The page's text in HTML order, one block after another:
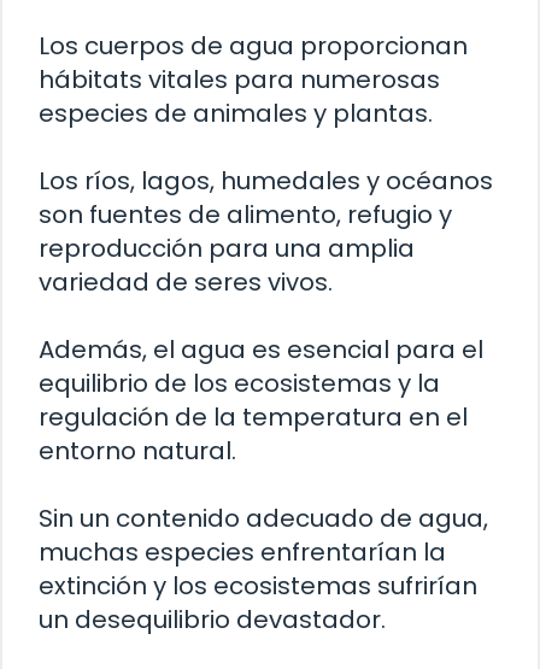
Los cuerpos de agua proporcionan
hábitats vitales para numerosas
especies de animales y plantas.
Los ríos, lagos, humedales y océanos
son fuentes de alimento, refugio y
reproducción para una amplia
variedad de seres vivos.
Además, el agua es esencial para el
equilibrio de los ecosistemas y la
regulación de la temperatura en el
entorno natural.
Sin un contenido adecuado de agua,
muchas especies enfrentarían la
extinción y los ecosistemas sufrirían
un desequilibrio devastador.